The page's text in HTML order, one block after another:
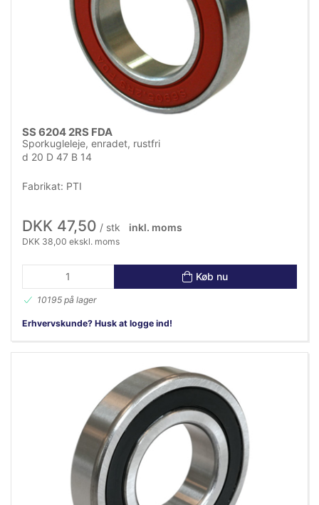
SS 6204 2RS FDA
Sporkugleleje, enradet, rustfri
d 20 D 47 B 14
Fabrikat: PTI
DKK 47,50 / stk inkl. moms
DKK 38,00 ekskl. moms
Køb nu
10195 på lager
Erhvervskunde? Husk at logge ind!